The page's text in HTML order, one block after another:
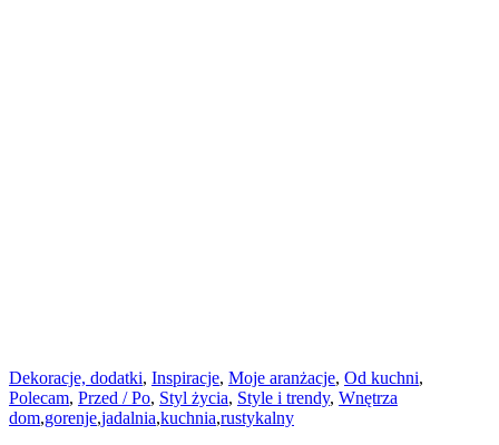
Dekoracje, dodatki, Inspiracje, Moje aranżacje, Od kuchni,
Polecam, Przed / Po, Styl życia, Style i trendy, Wnętrza
dom,gorenje,jadalnia,kuchnia,rustykalny